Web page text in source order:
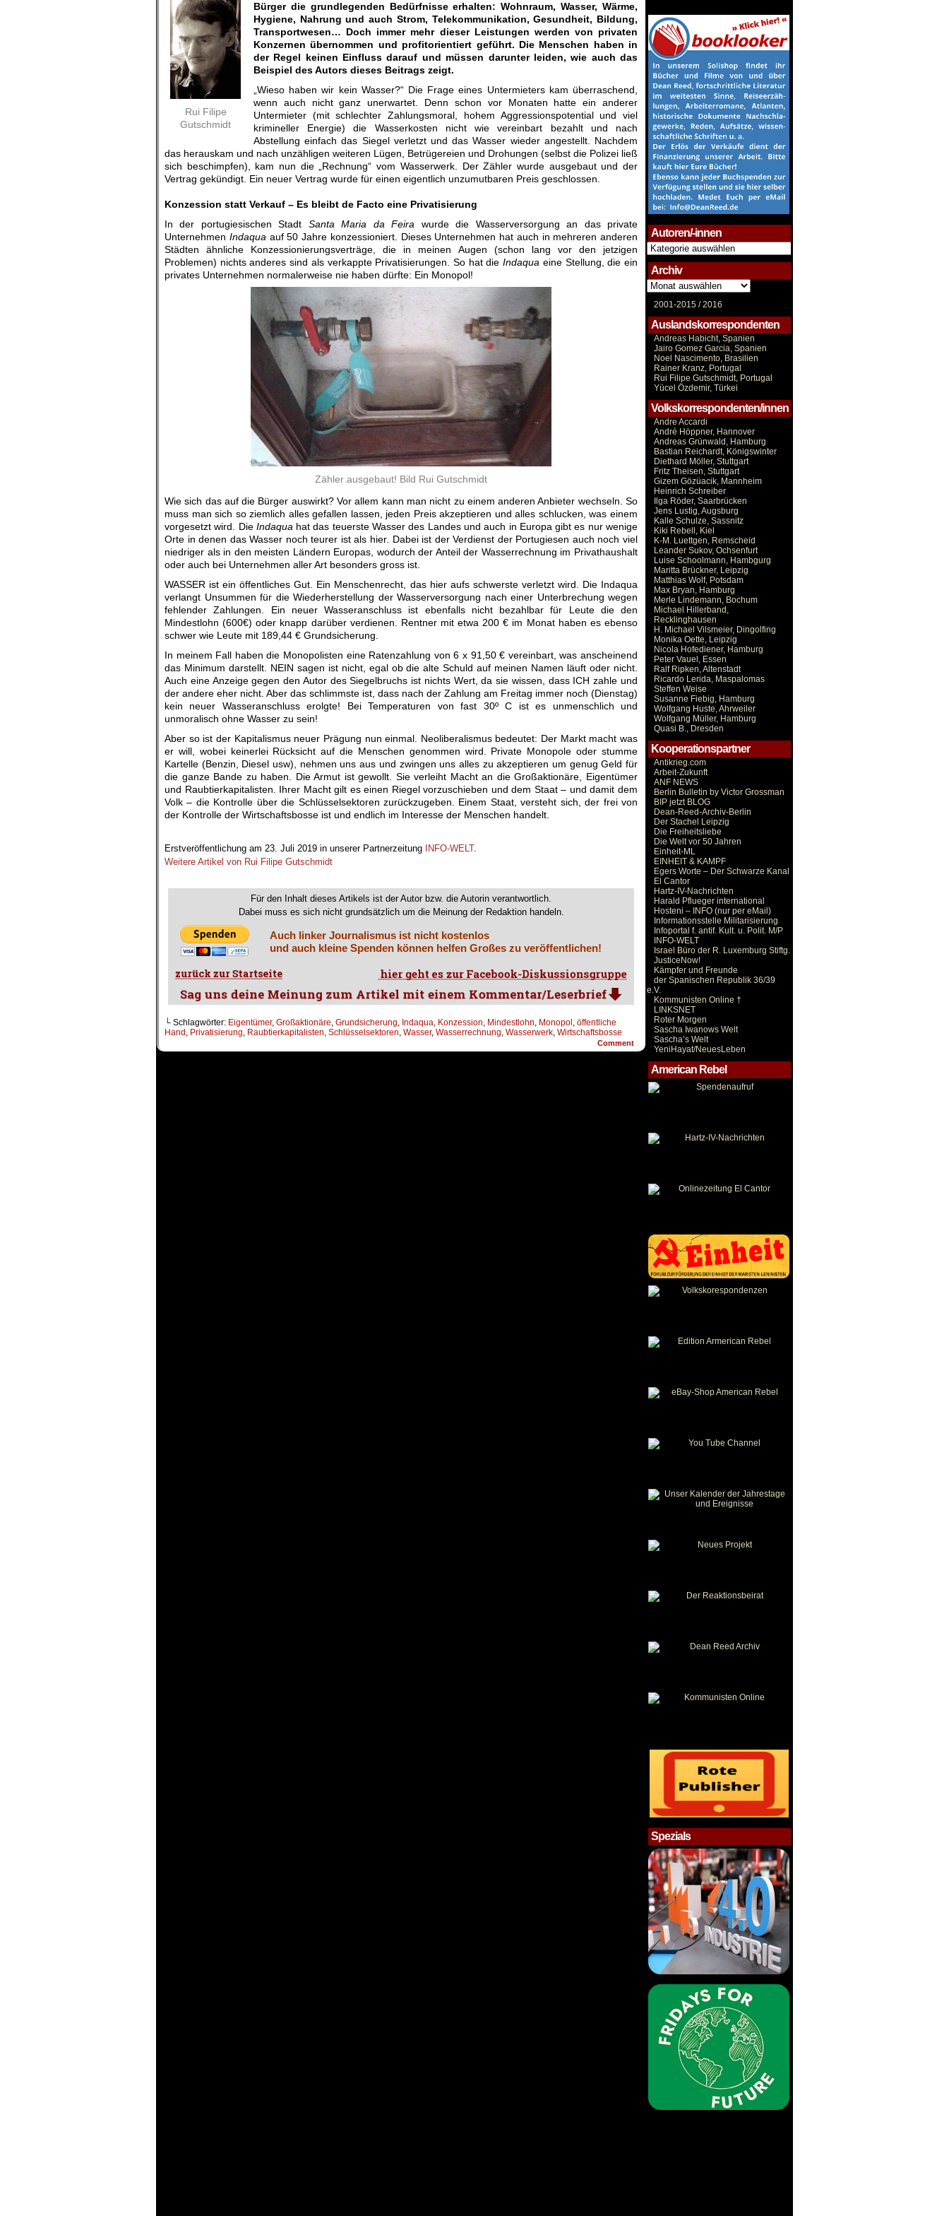
Rui Filipe
Gutschmidt
Bürger die grundlegenden Bedürfnisse erhalten: Wohnraum, Wasser, Wärme,
Hygiene, Nahrung und auch Strom, Telekommunikation, Gesundheit, Bildung,
Transportwesen… Doch immer mehr dieser Leistungen werden von privaten
Konzernen übernommen und profitorientiert geführt. Die Menschen haben in
der Regel keinen Einfluss darauf und müssen darunter leiden, wie auch das
Beispiel des Autors dieses Beitrags zeigt.
Wieso haben wir kein Wasser?“ Die Frage eines Untermieters kam überraschend,
wenn auch nicht ganz unerwartet. Denn schon vor Monaten hatte ein anderer
Untermieter (mit schlechter Zahlungsmoral, hohem Aggressionspotential und viel
krimineller Energie) die Wasserkosten nicht wie vereinbart bezahlt und nach
Abstellung einfach das Siegel verletzt und das Wasser wieder angestellt. Nachdem
das herauskam und nach unzähligen weiteren Lügen, Betrügereien und Drohungen (selbst die Polizei ließ
sich beschimpfen), kam nun die „Rechnung“ vom Wasserwerk. Der Zähler wurde ausgebaut und der
Vertrag gekündigt. Ein neuer Vertrag wurde für einen eigentlich unzumutbaren Preis geschlossen.
Konzession statt Verkauf – Es bleibt de Facto eine Privatisierung
In der portugiesischen Stadt Santa Maria da Feira wurde die Wasserversorgung an das private
Unternehmen Indaqua auf 50 Jahre konzessioniert. Dieses Unternehmen hat auch in mehreren anderen
Städten ähnliche Konzessionierungsverträge, die in meinen Augen (schon lang vor den jetzigen
Problemen) nichts anderes sind als verkappte Privatisierungen. So hat dieIndaqua eine Stellung, die ein
privates Unternehmen normalerweise nie haben dürfte: Ein Monopol!
Zähler ausgebaut! Bild Rui Gutschmidt
Wie sich das auf die Bürger auswirkt? Vor allem kann man nicht zu einem anderen Anbieter wechseln. So
muss man sich so ziemlich alles gefallen lassen, jeden Preis akzeptieren und alles schlucken, was einem
vorgesetzt wird. Die Indaqua hat das teuerste Wasser des Landes und auch in Europa gibt es nur wenige
Orte in denen das Wasser noch teurer ist als hier. Dabei ist der Verdienst der Portugiesen auch noch viel
niedriger als in den meisten Ländern Europas, wodurch der Anteil der Wasserrechnung im Privathaushalt
oder auch bei Unternehmen aller Art besonders gross ist.
WASSER ist ein öffentliches Gut. Ein Menschenrecht, das hier aufs schwerste verletzt wird. Die Indaqua
verlangt Unsummen für die Wiederherstellung der Wasserversorgung nach einer Unterbrechung wegen
fehlender Zahlungen. Ein neuer Wasseranschluss ist ebenfalls nicht bezahlbar für Leute die den
Mindestlohn (600€) oder knapp darüber verdienen. Rentner mit etwa 200 € im Monat haben es ebenso
schwer wie Leute mit 189,44 € Grundsicherung.
In meinem Fall haben die Monopolisten eine Ratenzahlung von 6 x 91,50 € vereinbart, was anscheinend
das Minimum darstellt. NEIN sagen ist nicht, egal ob die alte Schuld auf meinen Namen läuft oder nicht.
Auch eine Anzeige gegen den Autor des Siegelbruchs ist nichts Wert, da sie wissen, dass ICH zahle und
der andere eher nicht. Aber das schlimmste ist, dass nach der Zahlung am Freitag immer noch (Dienstag)
kein neuer Wasseranschluss erolgte! Bei Temperaturen von fast 30º C ist es unmenschlich und
unmoralisch ohne Wasser zu sein!
Aber so ist der Kapitalismus neuer Prägung nun einmal. Neoliberalismus bedeutet: Der Markt macht was
er will, wobei keinerlei Rücksicht auf die Menschen genommen wird. Private Monopole oder stumme
Kartelle (Benzin, Diesel usw), nehmen uns aus und zwingen uns alles zu akzeptieren um genug Geld für
die ganze Bande zu haben. Die Armut ist gewollt. Sie verleiht Macht an die Großaktionäre, Eigentümer
und Raubtierkapitalisten. Ihrer Macht gilt es einen Riegel vorzuschieben und dem Staat – und damit dem
Volk – die Kontrolle über die Schlüsselsektoren zurückzugeben. Einem Staat, versteht sich, der frei von
der Kontrolle der Wirtschaftsbosse ist und endlich im Interesse der Menschen handelt.
Erstveröffentlichung am 23. Juli 2019 in unserer Partnerzeitung INFO-WELT.
Weitere Artikel von Rui Filipe Gutschmidt
Für den Inhalt dieses Artikels ist der Autor bzw. die Autorin verantwortlich.
Dabei muss es sich nicht grundsätzlich um die Meinung der Redaktion handeln.
Auch linker Journalismus ist nicht kostenlos
und auch kleine Spenden können helfen Großes zu veröffentlichen!
└ Schlagwörter: Eigentümer, Großaktionäre Grundsicherung Indaqua Konzession Mindestlohn Monopol öffentliche
Hand Privatisierung Raubtierkapitalisten Schlüsselsektoren Wasser, Wasserrechnung Wasserwerk Wirtschaftsbosse
Comment
Autoren/-innen
Autoren/-
innen
Archiv
Archiv
2001-2015 /2016
Auslandskorrespondenten
Andreas Habicht, Spanien
Jairo Gomez Garcia, Spanien
Noel Nascimento, Brasilien
Rainer Kranz, Portugal
Rui Filipe Gutschmidt, Portugal
Yücel Özdemir, Türkei
Volkskorrespondenten/innen
Andre Accardi
André Höppner, Hannover
Andreas Grünwald, Hamburg
Bastian Reichardt, Königswinter
Diethard Möller, Stuttgart
Fritz Theisen, Stuttgart
Gizem Gözüacik, Mannheim
Heinrich Schreiber
Ilga Röder, Saarbrücken
Jens Lustig, Augsburg
Kalle Schulze, Sassnitz
Kiki Rebell, Kiel
K-M. Luettgen, Remscheid
Leander Sukov, Ochsenfurt
Luise Schoolmann, Hambgurg
Maritta Brückner, Leipzig
Matthias Wolf, Potsdam
Max Bryan, Hamburg
Merle Lindemann, Bochum
Michael Hillerband,
Recklinghausen
H. Michael Vilsmeier, Dingolfing
Monika Oette, Leipzig
Nicola Hofediener, Hamburg
Peter Vauel, Essen
Ralf Ripken, Altenstadt
Ricardo Lerida, Maspalomas
Steffen Weise
Susanne Fiebig, Hamburg
Wolfgang Huste, Ahrweiler
Wolfgang Müller, Hamburg
Quasi B., Dresden
Kooperationspartner
Antikrieg.com
Arbeit-Zukunft
ANF NEWS
Berlin Bulletin by Victor Grossman
BIP jetzt BLOG
Dean-Reed-Archiv-Berlin
Der Stachel Leipzig
Die Freiheitsliebe
Die Welt vor 50 Jahren
Einheit-ML
EINHEIT & KAMPF
Egers Worte – Der Schwarze Kanal
El Cantor
Hartz-IV-Nachrichten
Harald Pflueger international
Hosteni – INFO (nur per eMail)
Informationsstelle Militarisierung
Infoportal f. antif. Kult. u. Polit. M/P
INFO-WELT
Israel Büro der R. Luxemburg Stiftg.
JusticeNow!
Kämpfer und Freunde
der Spanischen Republik 36/39
e.V.
Kommunisten Online †
LINKSNET
Roter Morgen
Sascha Iwanows Welt
Sascha’s Welt
YeniHayat/NeuesLeben
American Rebel
Spezials